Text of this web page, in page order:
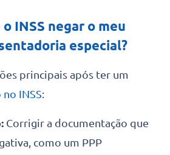
INSS negar o meu
especial?
principais após ter um
INSS:
Corrigir a documentação que
como um PPP